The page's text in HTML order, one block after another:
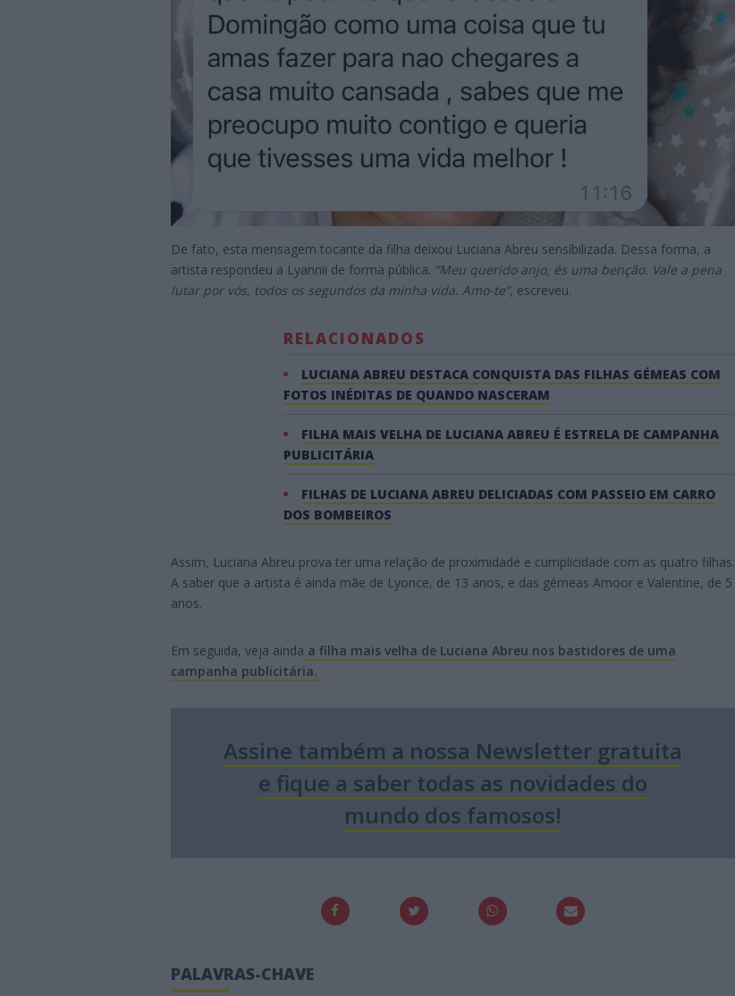
De fato, esta mensagem tocante da filha deixou Luciana Abreu sensibilizada. Dessa forma, a
artista respondeu a Lyannii de forma pública. “Meu querido anjo, és uma benção. Vale a pena
lutar por vós, todos os segundos da minha vida. Amo-te”, escreveu.
RELACIONADOS
LUCIANA ABREU DESTACA CONQUISTA DAS FILHAS GÉMEAS COM
FOTOS INÉDITAS DE QUANDO NASCERAM
FILHA MAIS VELHA DE LUCIANA ABREU É ESTRELA DE CAMPANHA
PUBLICITÁRIA
FILHAS DE LUCIANA ABREU DELICIADAS COM PASSEIO EM CARRO
DOS BOMBEIROS
Assim, Luciana Abreu prova ter uma relação de proximidade e cumplicidade com as quatro filhas.
A saber que a artista é ainda mãe de Lyonce, de 13 anos, e das gémeas Amoor e Valentine, de 5
anos.
Em seguida, veja ainda a filha mais velha de Luciana Abreu nos bastidores de uma
campanha publicitária.
Assine também a nossa Newsletter gratuita
e fique a saber todas as novidades do
mundo dos famosos!
PALAVRAS-CHAVE